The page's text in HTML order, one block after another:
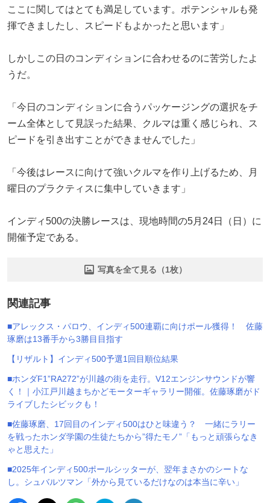
ここに関してはとても満足しています。ポテンシャルも発
揮できましたし、スピードもよかったと思います」
しかしこの日のコンディションに合わせるのに苦労したよ
うだ。
「今日のコンディションに合うパッケージングの選択をチ
ーム全体として見誤った結果、クルマは重く感じられ、ス
ピードを引き出すことができませんでした」
「今後はレースに向けて強いクルマを作り上げるため、月
曜日のプラクティスに集中していきます」
インディ500の決勝レースは、現地時間の5月24日（日）に
開催予定である。
写真を全て見る（1枚）
関連記事
■アレックス・パロウ、インディ500連覇に向けポール獲得！ 佐藤
琢磨は13番手から3勝目目指す
【リザルト】インディ500予選1回目順位結果
■ホンダF1”RA272”が川越の街を走行。V12エンジンサウンドが響
く！｜小江戸川越まちかどモーターギャラリー開催。佐藤琢磨がド
ライブしたシビックも！
■佐藤琢磨、17回目のインディ500はひと味違う？ 一緒にラリー
を戦ったホンダ学園の生徒たちから”得たモノ”「もっと頑張らなき
ゃと思えた」
■2025年インディ500ポールシッターが、翌年まさかのシートな
し。シュバルツマン「外から見ているだけなのは本当に辛い」